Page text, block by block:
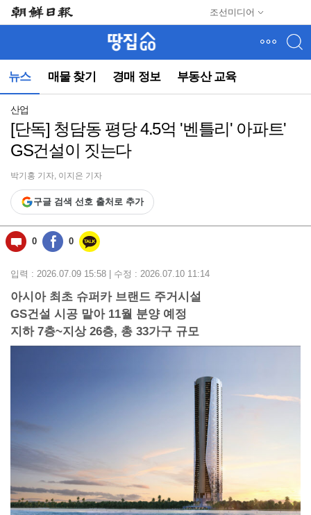
조선미디어
뉴스 매물 찾기 경매 정보 부동산 교육
뉴
(컨
동)
산업
[단독] 청담동 평당 4.5억 '벤틀리' 아파트'
GS건설이 짓는다
박기홍 기자, 이지은 기자
구글 검색 선호 출처로 추가
0 0
입력 : 2026.07.09 15:58 | 수정 : 2026.07.10 11:14
아시아 최초 슈퍼카 브랜드 주거시설
GS건설 시공 맡아 11월 분양 예정
지하 7층~지상 26층, 총 33가구 규모